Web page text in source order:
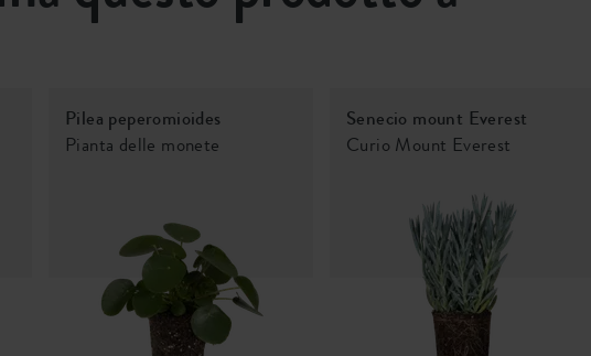
Pilea peperomioides
Pianta delle monete
Senecio mount Everest
Curio Mount Everest